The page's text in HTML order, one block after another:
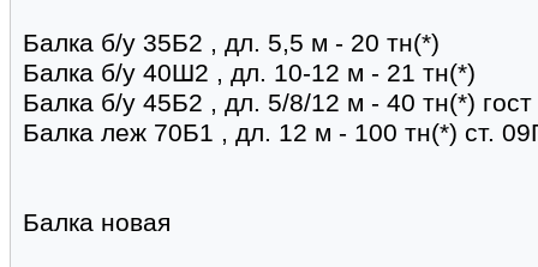
Балка б/у 35Б2 , дл. 5,5 м - 20 тн(*)
Балка б/у 40Ш2 , дл. 10-12 м - 21 тн(*)
Балка б/у 45Б2 , дл. 5/8/12 м - 40 тн(*)
Балка леж 70Б1 , дл. 12 м - 100 тн(*) ст.
Балка новая